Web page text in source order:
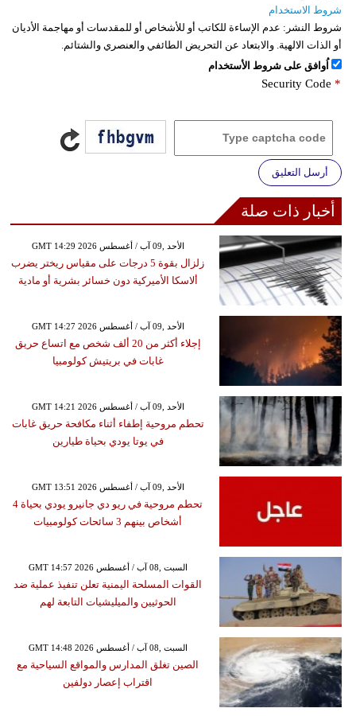
شروط الاستخدام
شروط النشر: عدم الإساءة للكاتب أو للأشخاص أو للمقدسات أو مهاجمة الأديان
أو الذات الالهية. والابتعاد عن التحريض الطائفي والعنصري والشتائم.
اُوافق على شروط الأستخدام
Security Code *
أرسل التعليق
أخبار ذات صلة
GMT 14:29 2026 الأحد ,09 آب / أغسطس
زلزال بقوة 5 درجات على مقياس ريختر يضرب
ألاسكا الأميركية دون خسائر بشرية أو مادية
GMT 14:27 2026 الأحد ,09 آب / أغسطس
إجلاء أكثر من 20 ألف شخص مع اتساع حريق
غابات في بريتيش كولومبيا
GMT 14:21 2026 الأحد ,09 آب / أغسطس
تحطم مروحية إطفاء أثناء مكافحة حريق غابات
في يوتا يودي بحياة طيارين
GMT 13:51 2026 الأحد ,09 آب / أغسطس
تحطم مروحية في ريو دي جانيرو يودي بحياة 4
أشخاص بينهم 3 سائحات كولومبيات
GMT 14:57 2026 السبت ,08 آب / أغسطس
القوات المسلحة اليمنية تعلن تنفيذ عملية ضد
الحوثيين والميليشيات التابعة لهم
GMT 14:48 2026 السبت ,08 آب / أغسطس
الصين تغلق المدارس والمواقع السياحية مع
اقتراب إعصار دولفين